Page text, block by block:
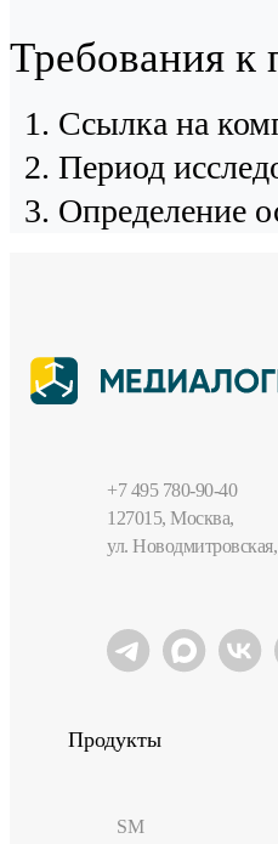
Требования
Cсылка на
Период
Определение
+7 495 780-90-40
127015, Москва,
ул.
Продукты
SM